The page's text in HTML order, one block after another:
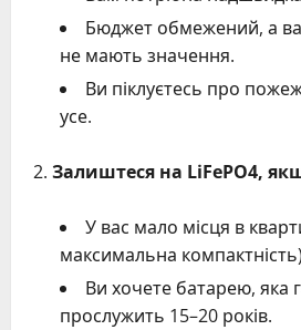
Бюджет обмежений, а
не мають значення.
Ви піклуєтесь про
усе.
Залиштеся на LiFePO4,
У вас мало місця в
максимальна
Ви хочете батарею, яка
прослужить 15–20 років.